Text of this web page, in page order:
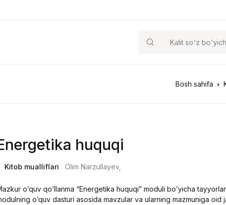
Bosh sahifa
huquqi
Kitob mualliflari Olim Narzullayev,
o’quv qo’llanma “Energetika huquqi” moduli bo’yicha
o’quv dasturi asosida mavzular va ularning mazmuniga oid